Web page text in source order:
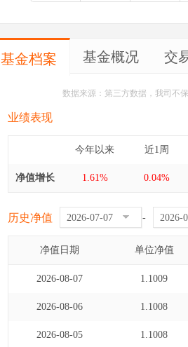
基金档案 基金概况 交
数据来源：第三方数据，我司不
业绩表现
今年以来 近1周
净值增长 1.61% 0.04%
历史净值 -
净值日期 单位净值
2026-08-07 1.1009
2026-08-06 1.1008
2026-08-05 1.1008